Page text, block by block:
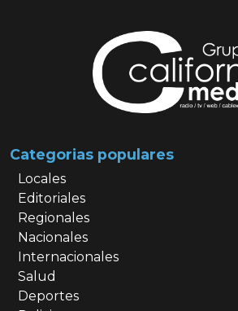
Categorias populares
Locales
Editoriales
Regionales
Nacionales
Internacionales
Salud
Deportes